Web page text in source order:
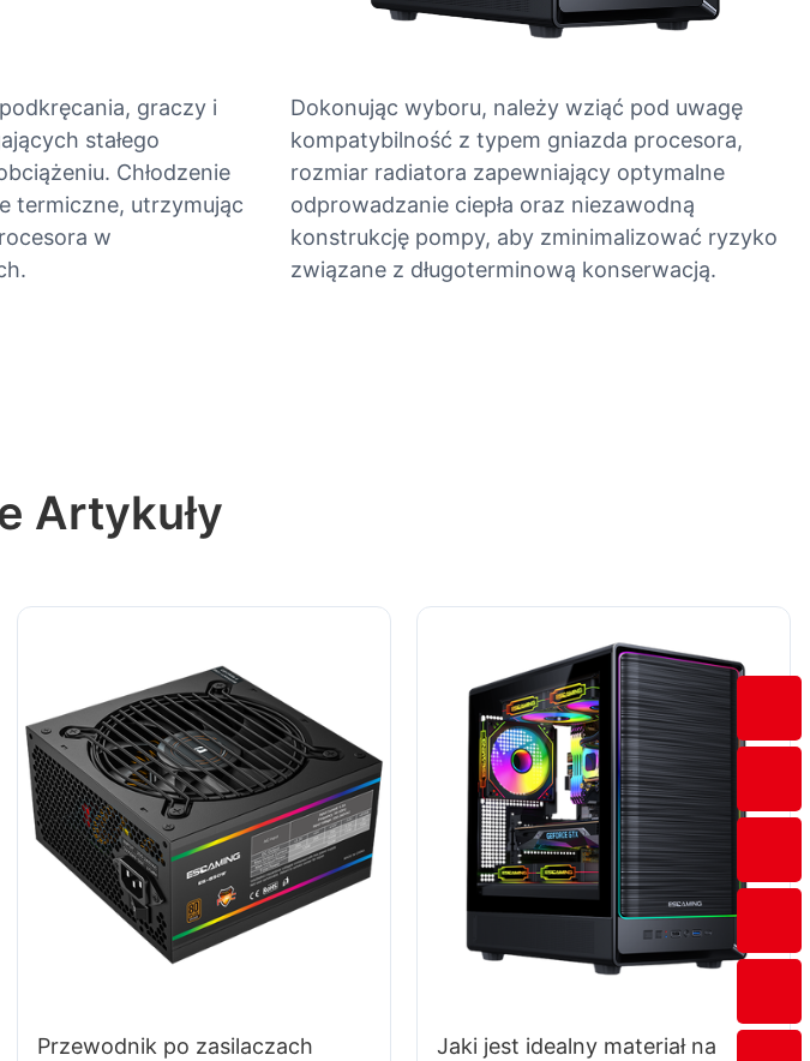
graczy i
stałego
Chłodzenie
termiczne, utrzymując
w
Dokonując wyboru, należy wziąć pod uwagę
kompatybilność z typem gniazda procesora,
rozmiar radiatora zapewniający optymalne
odprowadzanie ciepła oraz niezawodną
konstrukcję pompy, aby zminimalizować ryzyko
związane z długoterminową konserwacją.
Artykuły
Przewodnik po zasilaczach
Jaki jest idealny materiał na